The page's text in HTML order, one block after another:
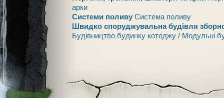
арки
Системи поливу Система поливу
Швидко споруджувальна будівля
Будівництво будинку котеджу / Модульні